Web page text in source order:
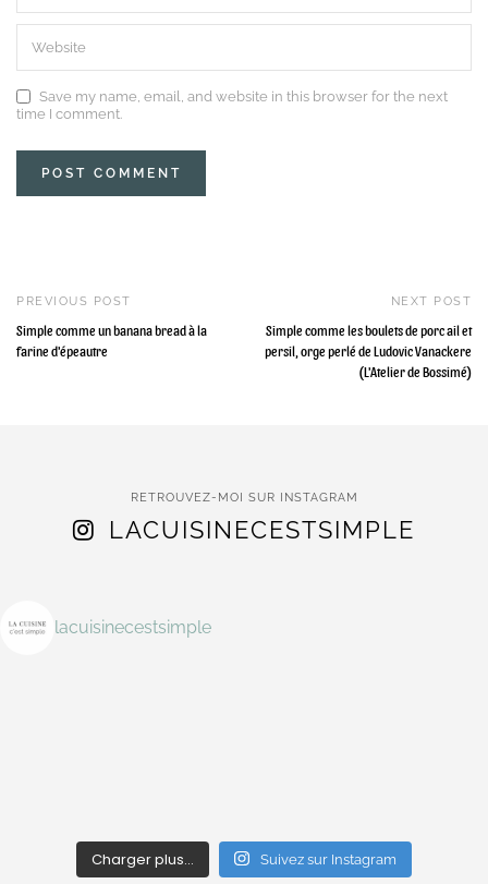
Save my name, email, and website in this browser for the next
time I comment.
PREVIOUS POST
Simple comme un banana bread à la
farine d'épeautre
NEXT POST
Simple comme les boulets de porc ail et
persil, orge perlé de Ludovic Vanackere
(L'Atelier de Bossimé)
RETROUVEZ-MOI SUR INSTAGRAM
LACUISINECESTSIMPLE
lacuisinecestsimple
Charger plus… Suivez sur Instagram